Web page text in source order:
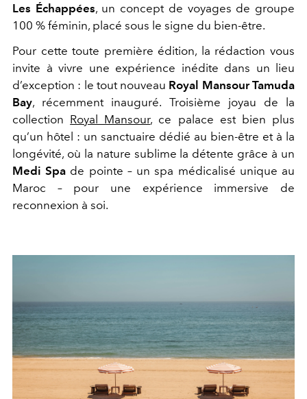
Les Échappées, un concept de voyages de groupe
100 % féminin, placé sous le signe du bien-être.
Pour cette toute première édition, la rédaction vous
invite à vivre une expérience inédite dans un lieu
d’exception : le tout nouveau Royal Mansour Tamuda
Bay, récemment inauguré. Troisième joyau de la
collection Royal Mansour, ce palace est bien plus
qu’un hôtel : un sanctuaire dédié au bien-être et à la
longévité, où la nature sublime la détente grâce à un
Medi Spa de pointe – un spa médicalisé unique au
Maroc – pour une
expérience immersive de
reconnexion à soi.